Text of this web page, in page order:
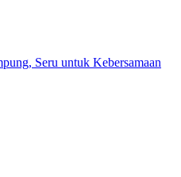
Seru untuk Kebersamaan